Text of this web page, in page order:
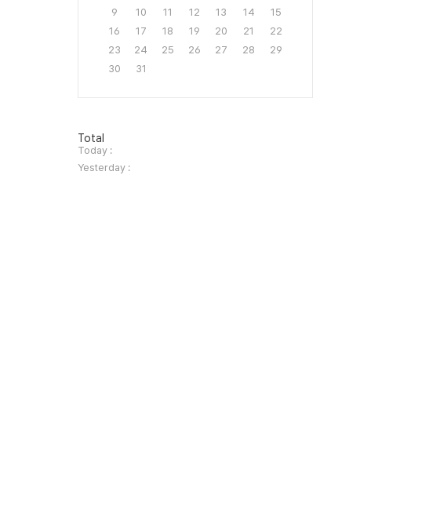
9
10 11 12 13 14
15
16
17 18 19 20 21
22
23
24 25 26 27 28
29
30
31
방
문
자
수
Total
Today :
Yesterday :